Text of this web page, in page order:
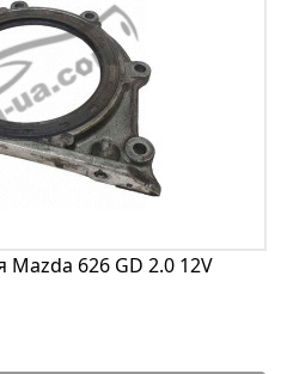
626 GD 2.0 12V